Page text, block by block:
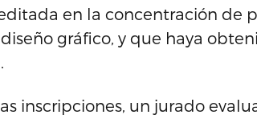
en la concentración de
gráfico, y que haya
inscripciones, un jurado